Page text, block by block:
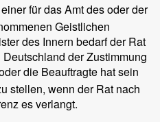
für das Amt des oder der
Geistlichen
des Innern bedarf der Rat
der Zustimmung
die Beauftragte hat sein
stellen, wenn der Rat nach
es verlangt.